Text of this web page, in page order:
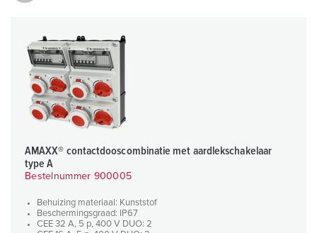
AMAXX® contactdooscombinatie met aardlekschakelaar
type A
Bestelnummer 900005
Behuizing materiaal: Kunststof
Beschermingsgraad: IP67
CEE 32 A, 5 p, 400 V DUO: 2